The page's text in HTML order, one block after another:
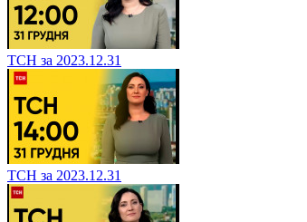
ТСН за 2023.12.31
ТСН за 2023.12.31